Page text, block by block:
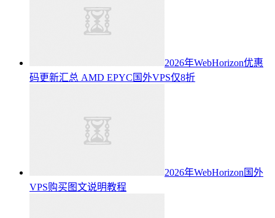
2026年WebHorizon优惠
码更新汇总 AMD EPYC国外VPS仅8折
2026年WebHorizon国外
VPS购买图文说明教程